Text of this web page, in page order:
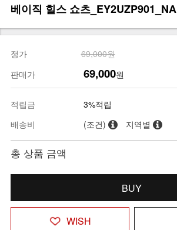
베이직 힐스 쇼츠_EY2UZP901_NA
정가
69,000원
판매가
69,000원
적립금
3%적립
배송비
(조건) 지역별
총 상품 금액
BUY
WISH